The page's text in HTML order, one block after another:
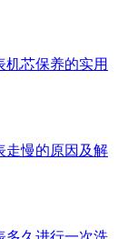
芯保养的实用
走慢的原因及解